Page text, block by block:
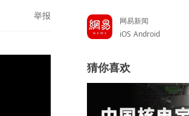
举报
网易新闻
iOS Android
猜你喜欢